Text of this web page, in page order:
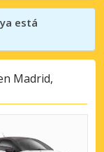
está
Madrid,